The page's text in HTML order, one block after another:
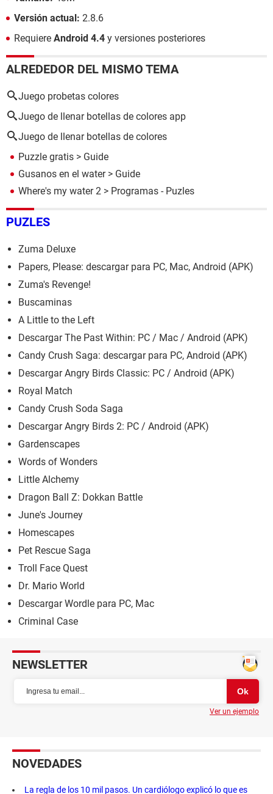
Versión actual: 2.8.6
Requiere Android 4.4 y versiones posteriores
ALREDEDOR DEL MISMO TEMA
Juego probetas colores
Juego de llenar botellas de colores app
Juego de llenar botellas de colores
Puzzle gratis > Guide
Gusanos en el water> Guide
Where's my water 2 > Programas - Puzles
PUZLES
Zuma Deluxe
Papers, Please: descargar para PC, Mac, Android (APK)
Zuma's Revenge!
Buscaminas
A Little to the Left
Descargar The Past Within: PC / Mac / Android (APK)
Candy Crush Saga: descargar para PC, Android (APK)
Descargar Angry Birds Classic: PC / Android (APK)
Royal Match
Candy Crush Soda Saga
Descargar Angry Birds 2: PC / Android (APK)
Gardenscapes
Words of Wonders
Little Alchemy
Dragon Ball Z: Dokkan Battle
June's Journey
Homescapes
Pet Rescue Saga
Troll Face Quest
Dr. Mario World
Descargar Wordle para PC, Mac
Criminal Case
NEWSLETTER
Ver un ejemplo
NOVEDADES
La regla de los 10 mil pasos. Un cardiólogo explicó lo que es